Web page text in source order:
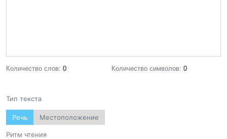
Количество слов: 0 Количество символов: 0
Тип текста
Речь Местоположение
Ритм чтения